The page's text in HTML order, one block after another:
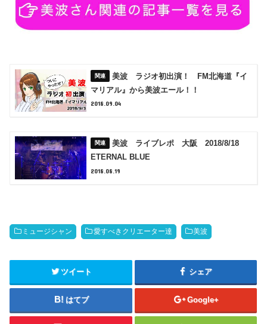
美波 ラジオ初出演！ FM北海道『イ
マリアル』から美波エール！！
2018.09.04
美波 ライブレポ 大阪 2018/8/18
ETERNAL BLUE
2018.08.19
ミュージシャン 愛すべきクリエーター達 美波
ツイート シェア
はてブ Google+